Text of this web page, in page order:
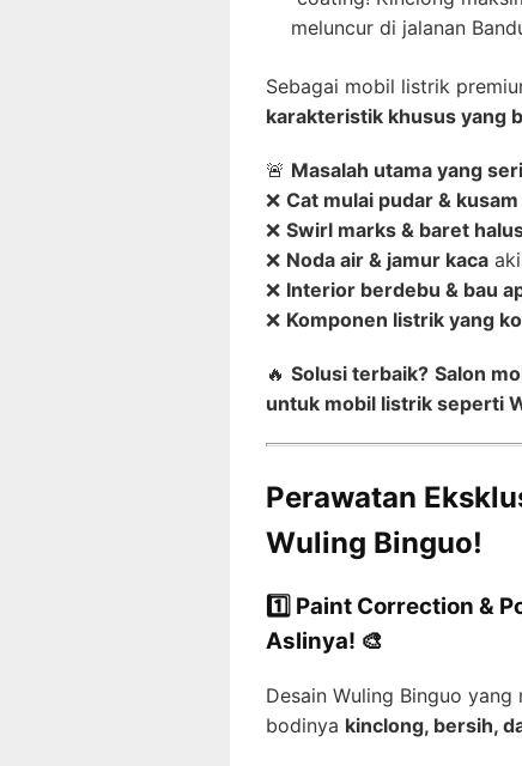
meluncur di jalanan
Sebagai mobil listrik
karakteristik khusus yang
🚨 Masalah utama yang
❌ Cat mulai pudar & kusam
❌ Swirl marks & baret
❌ Noda air & jamur kaca
❌ Interior berdebu & bau
❌ Komponen listrik yang
🔥 Solusi terbaik? Salon
untuk mobil listrik seperti
Perawatan
Wuling Binguo!
1️⃣ Paint Correction &
Aslinya! 🎨
Desain Wuling Binguo
bodinya kinclong, bersih,